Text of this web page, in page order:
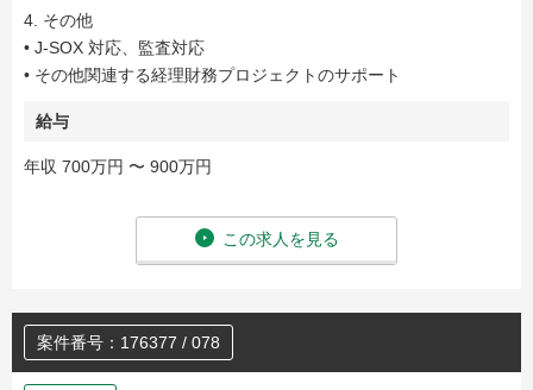
4. その他
• J-SOX 対応、監査対応
• その他関連する経理財務プロジェクトのサポート
給与
年収 700万円 〜 900万円
この求人を見る
案件番号：176377 / 078